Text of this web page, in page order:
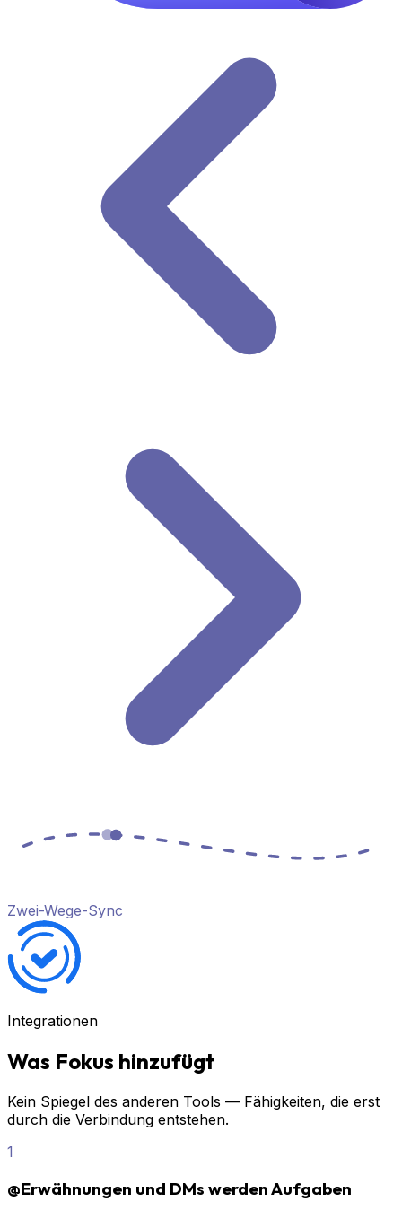
Zwei-Wege-Sync
Integrationen
Was Fokus hinzufügt
Kein Spiegel des anderen Tools — Fähigkeiten, die erst
durch die Verbindung entstehen.
1
@Erwähnungen und DMs werden Aufgaben